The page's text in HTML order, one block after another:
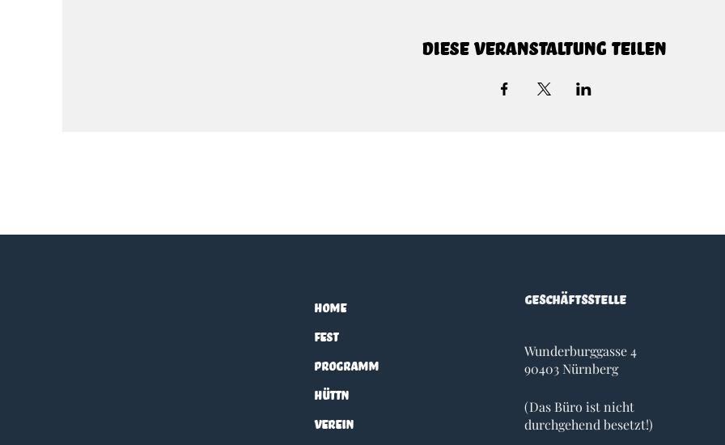
Diese Veranstaltung teilen
Home
Fest
Programm
Hüttn
Verein
Geschäftsstelle
Wunderburggasse 4
90403 Nürnberg
(Das Büro ist nicht
durchgehend besetzt!)